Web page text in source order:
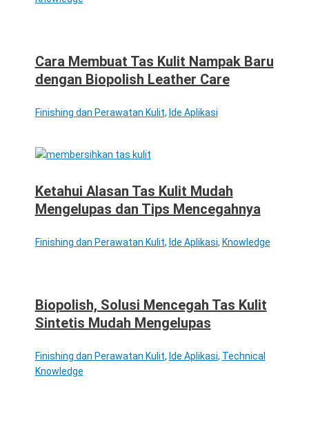
Cara Membuat Tas Kulit Nampak Baru
dengan Biopolish Leather Care
Finishing dan Perawatan Kulit, Ide Aplikasi
Ketahui Alasan Tas Kulit Mudah
Mengelupas dan Tips Mencegahnya
Finishing dan Perawatan Kulit, Ide Aplikasi, Knowledge
Biopolish, Solusi Mencegah Tas Kulit
Sintetis Mudah Mengelupas
Finishing dan Perawatan Kulit, Ide Aplikasi, Technical
Knowledge